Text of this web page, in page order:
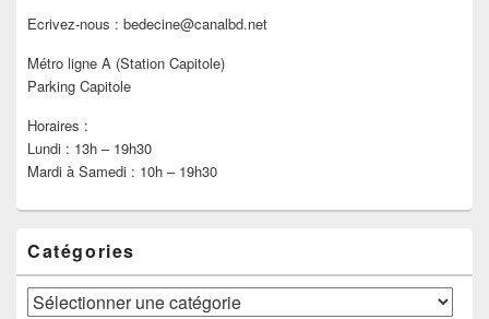
Ecrivez-nous : bedecine@canalbd.net
Métro ligne A (Station Capitole)
Parking Capitole
Horaires :
Lundi : 13h – 19h30
Mardi à Samedi : 10h – 19h30
Catégories
Catégories